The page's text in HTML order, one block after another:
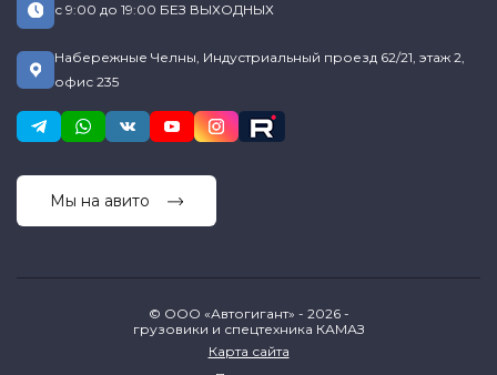
с 9:00 до 19:00 БЕЗ ВЫХОДНЫХ
Набережные Челны, Индустриальный проезд 62/21, этаж 2,
офис 235
Мы на авито
© ООО «Автогигант» - 2026 -
грузовики и спецтехника КАМАЗ
Карта сайта